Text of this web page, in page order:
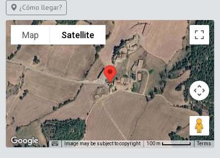
¿Cómo llegar?
Map Satellite
Image may be subject to copyright 100 m Terms